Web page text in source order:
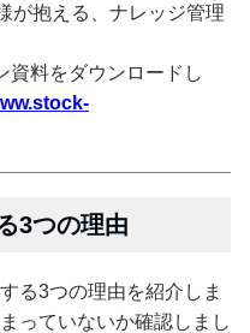
が抱える、ナレッジ管理
資料をダウンロードし
3つの理由
る3つの理由を紹介しま
っていないか確認しまし